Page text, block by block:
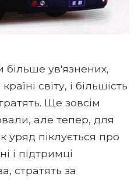
більше ув'язнених,
світу, і більшість
Ще зовсім
але тепер, для
уряд піклується про
і підтримці
стратять за